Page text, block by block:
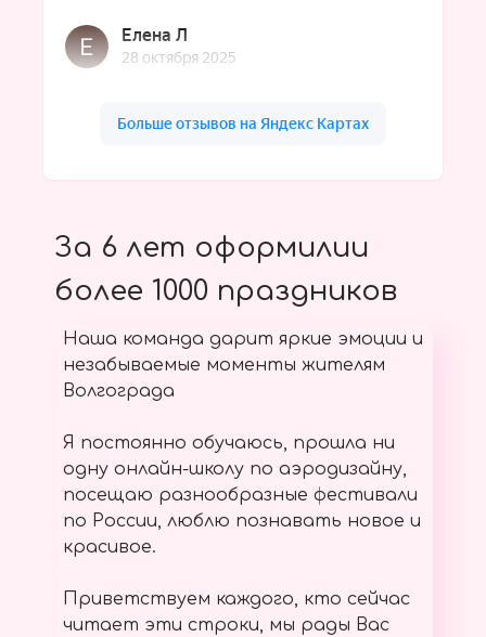
За 6 лет оформилии
более 1000 праздников
Наша команда дарит яркие эмоции и
незабываемые моменты жителям
Волгограда
Я постоянно обучаюсь, прошла ни
одну онлайн-школу по аэродизайну,
посещаю разнообразные фестивали
по России, люблю познавать новое и
красивое.
Приветствуем каждого, кто сейчас
читает эти строки, мы рады Вас